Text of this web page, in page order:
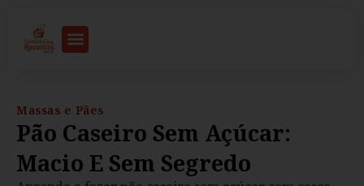
Massas e Pães
Pão Caseiro Sem Açúcar:
Macio E Sem Segredo